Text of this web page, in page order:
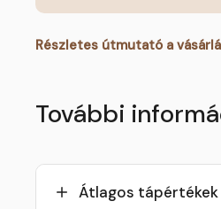
Részletes útmutató a
További
Átlagos tápértékek